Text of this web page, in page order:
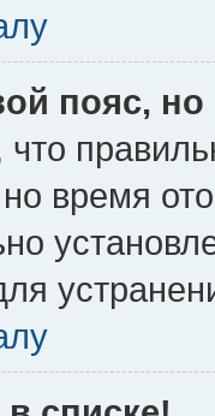
пояс,
время